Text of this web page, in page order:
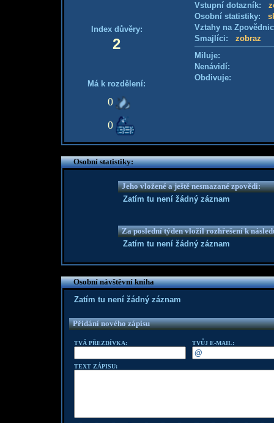
Index důvěry:
2
Má k rozdělení:
0
0
Vstupní dotazník:
Osobní statistiky:
Vztahy na
Smajlíci: zobraz
Miluje:
Nenávidí:
Obdivuje:
Osobní statistiky:
Jeho vložené a ještě nesmazané zpovědi:
Zatím tu není žádný záznam
Za poslední týden vložil rozhřešení k
Zatím tu není žádný záznam
Osobní návštěvní kniha
Zatím tu není žádný záznam
Přidání nového zápisu
TVÁ PŘEZDÍVKA: TVŮJ E-MAIL:
TEXT ZÁPISU: